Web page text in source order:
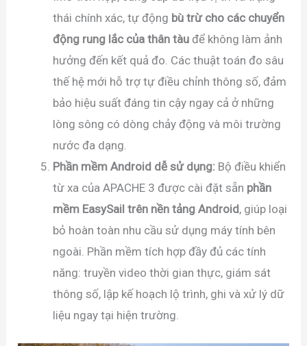
thái chính xác, tự động bù trừ cho các chuyển
động rung lắc của thân tàu để không làm ảnh
hưởng đến kết quả đo. Các thuật toán đo sâu
thế hệ mới hỗ trợ tự điều chỉnh thông số, đảm
bảo hiệu suất đáng tin cậy ngay cả ở những
lòng sông có dòng chảy động và môi trường
nước đa dạng.
Phần mềm Android dễ sử dụng: Bộ điều khiển
từ xa của APACHE 3 được cài đặt sẵn phần
mềm EasySail trên nền tảng Android, giúp loại
bỏ hoàn toàn nhu cầu sử dụng máy tính bên
ngoài. Phần mềm tích hợp đầy đủ các tính
năng: truyền video thời gian thực, giám sát
thông số, lập kế hoạch lộ trình, ghi và xử lý dữ
liệu ngay tại hiện trường.